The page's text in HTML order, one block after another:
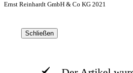
Ernst Reinhardt GmbH & Co KG 2021
Schließen